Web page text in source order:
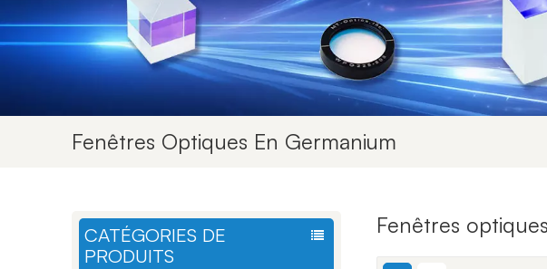
Fenêtres Optiques En Germanium
CATÉGORIES DE
PRODUITS
Fenêtres